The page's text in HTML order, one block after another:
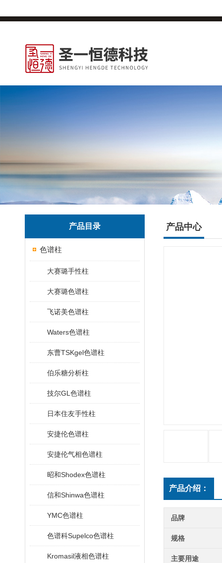
产品目录
色谱柱
大赛璐手性柱
大赛璐色谱柱
飞诺美色谱柱
Waters色谱柱
东曹TSKgel色谱柱
伯乐糖分析柱
技尔GL色谱柱
日本住友手性柱
安捷伦色谱柱
安捷伦气相色谱柱
昭和Shodex色谱柱
信和Shinwa色谱柱
YMC色谱柱
色谱科Supelco色谱柱
Kromasil液相色谱柱
产品中心
产品介绍：
品牌
规格
主要用途